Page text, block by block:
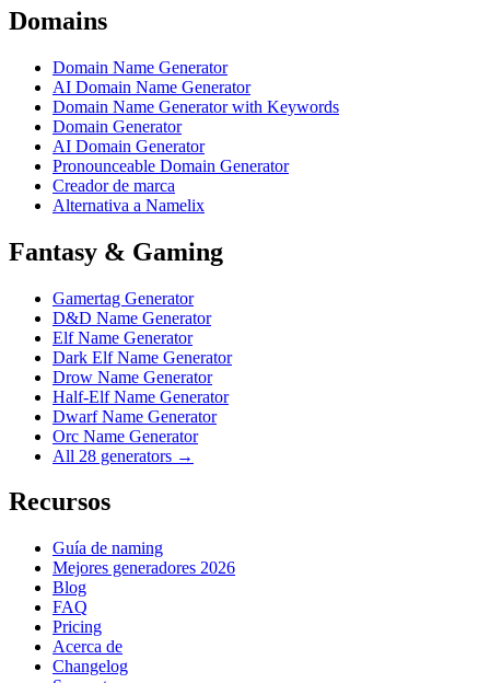
Domains
Domain Name Generator
AI Domain Name Generator
Domain Name Generator with Keywords
Domain Generator
AI Domain Generator
Pronounceable Domain Generator
Creador de marca
Alternativa a Namelix
Fantasy & Gaming
Gamertag Generator
D&D Name Generator
Elf Name Generator
Dark Elf Name Generator
Drow Name Generator
Half-Elf Name Generator
Dwarf Name Generator
Orc Name Generator
All 28 generators →
Recursos
Guía de naming
Mejores generadores 2026
Blog
FAQ
Pricing
Acerca de
Changelog